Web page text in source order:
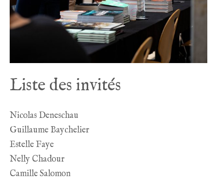
Liste des invités
Nicolas Deneschau
Guillaume Baychelier
Estelle Faye
Nelly Chadour
Camille Salomon